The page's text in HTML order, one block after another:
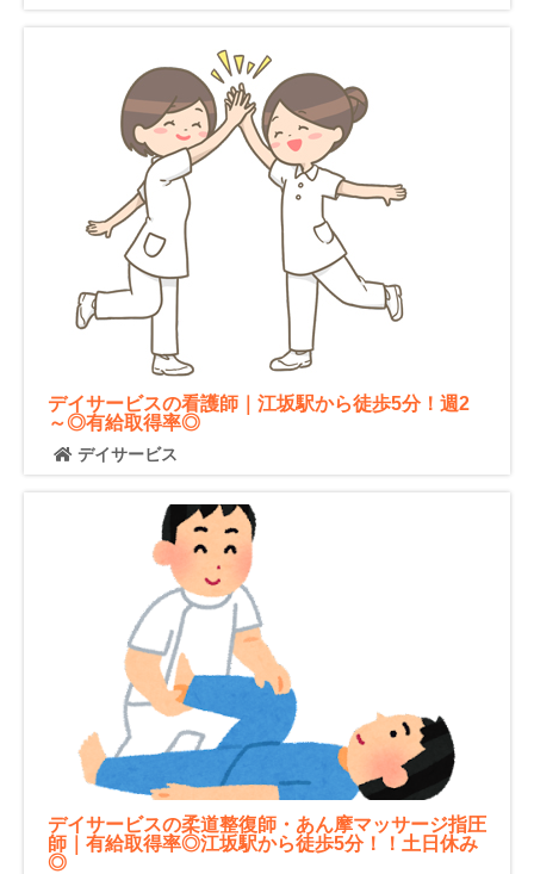
デイサービスの看護師｜江坂駅から徒歩5分！週2
～◎有給取得率◎
デイサービス
デイサービスの柔道整復師・あん摩マッサージ指圧
師｜有給取得率◎江坂駅から徒歩5分！！土日休み
◎